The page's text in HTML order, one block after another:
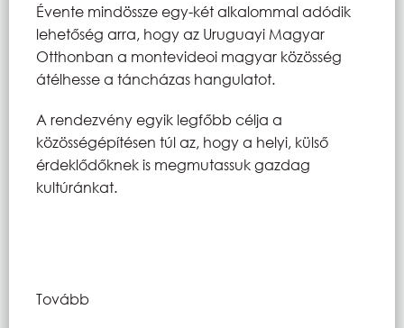
Évente mindössze egy-két alkalommal adódik
lehetőség arra, hogy az Uruguayi Magyar
Otthonban a montevideoi magyar közösség
átélhesse a táncházas hangulatot.
A rendezvény egyik legfőbb célja a
közösségépítésen túl az, hogy a helyi, külső
érdeklődőknek is megmutassuk gazdag
kultúránkat.
Tovább